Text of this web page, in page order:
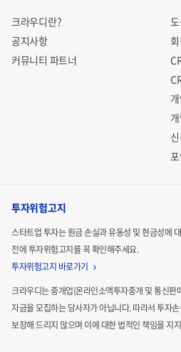
크라우디란?
공지사항
커뮤니티 파트너
투자위험고지
스타트업 투자는 원금 손실과 유동성 및 현금성에
전에 투자위험고지를 꼭 확인해주세요.
투자위험고지 바로가기
크라우디는 중개업(온라인소액투자중개 및 통신
자금을 모집하는당사자가 아닙니다. 따라서 투자
보장해 드리지 않으며 이에 대한 법적인 책임을 지